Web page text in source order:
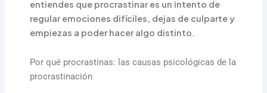
entiendes que procrastinar es un intento de
regular emociones difíciles, dejas de culparte y
empiezas a poder hacer algo distinto.
Por qué procrastinas: las causas psicológicas de la
procrastinación